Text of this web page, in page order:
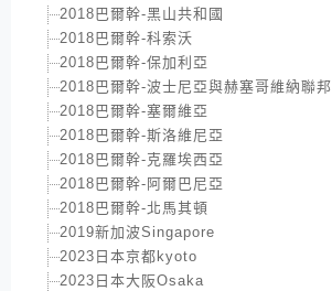
2018巴爾幹-黑山共和國
2018巴爾幹-科索沃
2018巴爾幹-保加利亞
2018巴爾幹-波士尼亞與赫塞哥維納聯邦
2018巴爾幹-塞爾維亞
2018巴爾幹-斯洛維尼亞
2018巴爾幹-克羅埃西亞
2018巴爾幹-阿爾巴尼亞
2018巴爾幹-北馬其頓
2019新加波Singapore
2023日本京都kyoto
2023日本大阪Osaka